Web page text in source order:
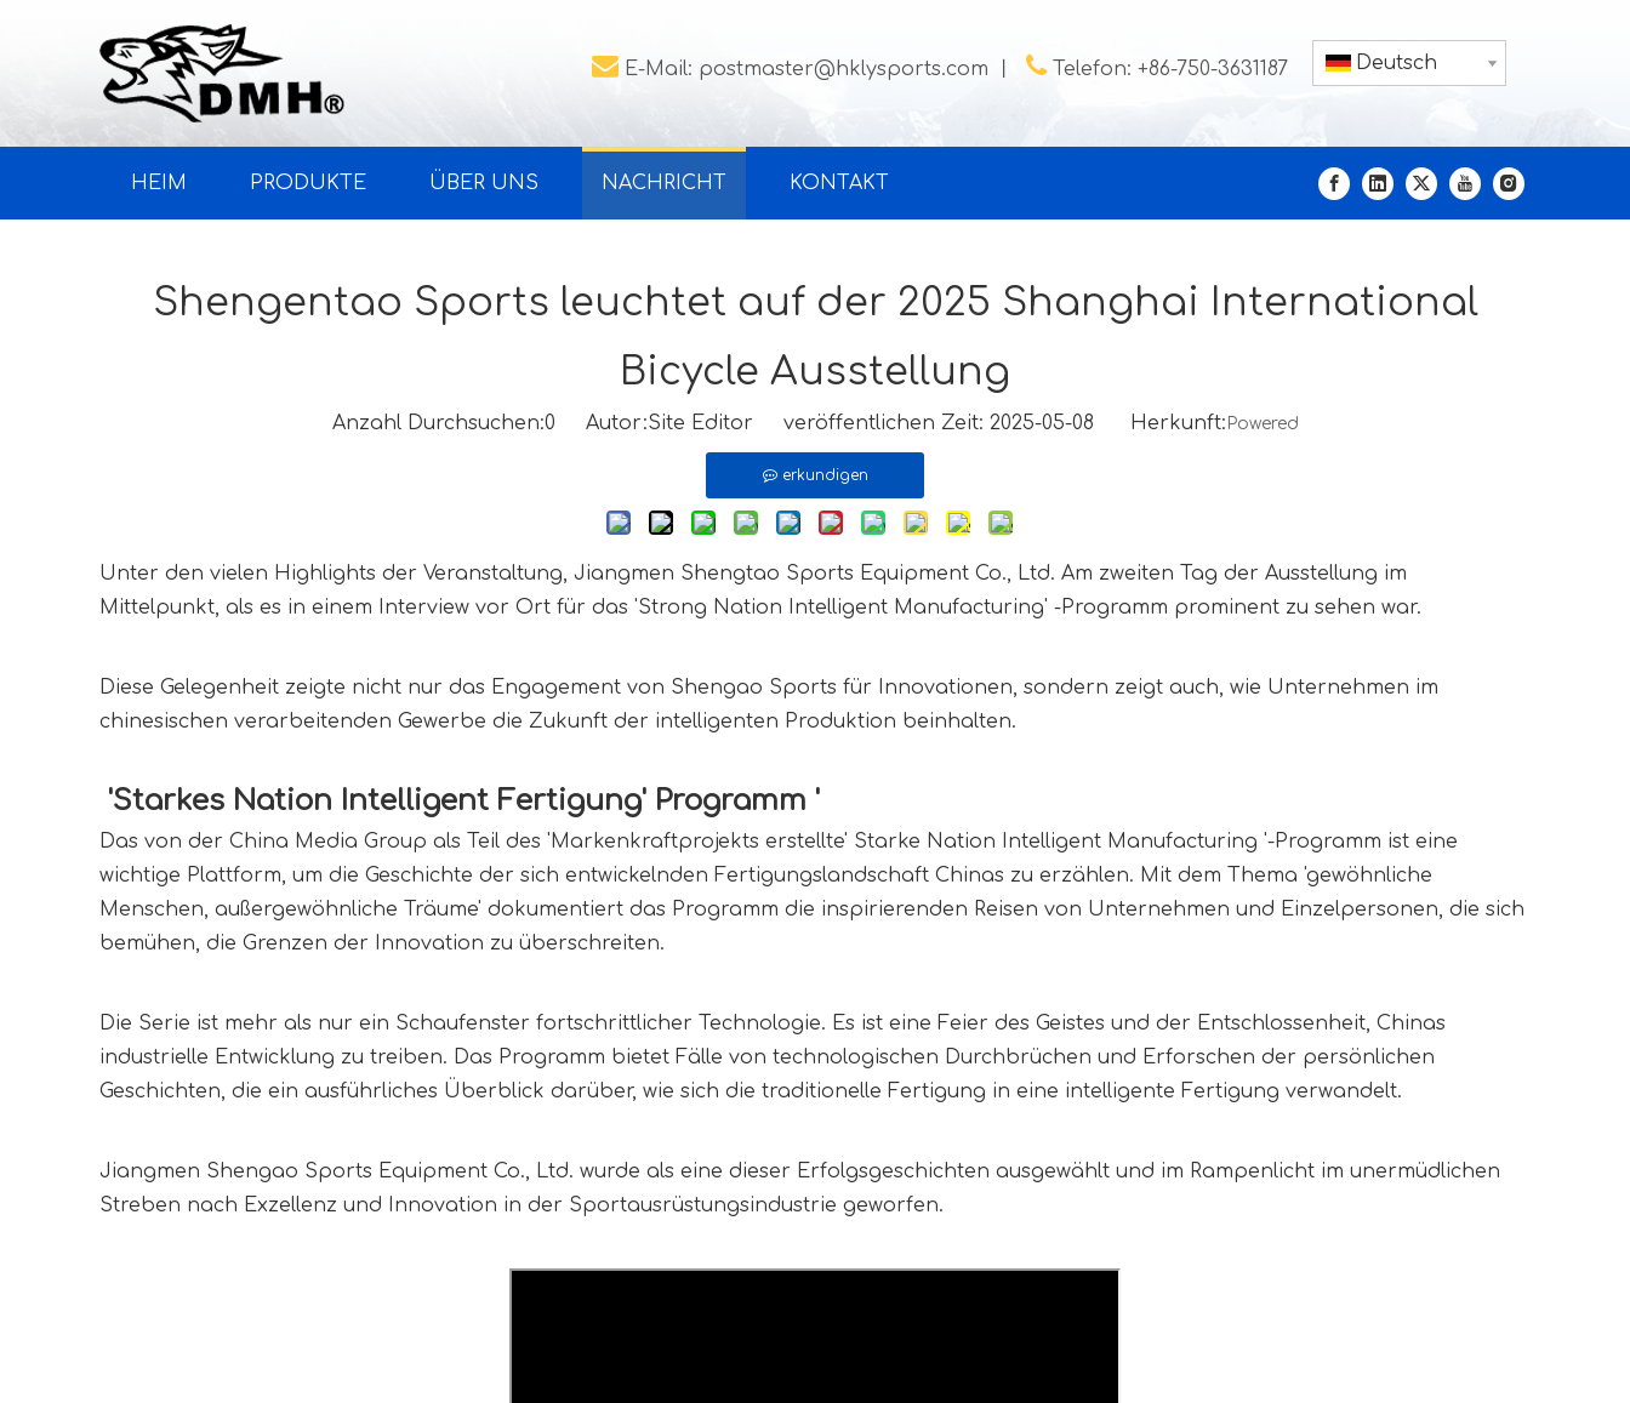
 E-Mail: postmaster@hklysports.com  Telefon: +86-750-3631187 Deutsch
HEIM PRODUKTE ÜBER UNS NACHRICHT KONTAKT
Shengentao Sports leuchtet auf der 2025 Shanghai International
Bicycle Ausstellung
Anzahl Durchsuchen:0 Autor:Site Editor veröffentlichen Zeit: 2025-05-08 Herkunft: Powered
erkundigen
Unter den vielen Highlights der Veranstaltung, Jiangmen Shengtao Sports Equipment Co., Ltd. Am zweiten Tag der Ausstellung im
Mittelpunkt, als es in einem Interview vor Ort für das 'Strong Nation Intelligent Manufacturing' -Programm prominent zu sehen war.
Diese Gelegenheit zeigte nicht nur das Engagement von Shengao Sports für Innovationen, sondern zeigt auch, wie Unternehmen im
chinesischen verarbeitenden Gewerbe die Zukunft der intelligenten Produktion beinhalten.
'Starkes Nation Intelligent Fertigung' Programm '
Das von der China Media Group als Teil des 'Markenkraftprojekts erstellte' Starke Nation Intelligent Manufacturing '-Programm ist eine
wichtige Plattform, um die Geschichte der sich entwickelnden Fertigungslandschaft Chinas zu erzählen. Mit dem Thema 'gewöhnliche
Menschen, außergewöhnliche Träume' dokumentiert das Programm die inspirierenden Reisen von Unternehmen und Einzelpersonen, die sich
bemühen, die Grenzen der Innovation zu überschreiten.
Die Serie ist mehr als nur ein Schaufenster fortschrittlicher Technologie. Es ist eine Feier des Geistes und der Entschlossenheit, Chinas
industrielle Entwicklung zu treiben. Das Programm bietet Fälle von technologischen Durchbrüchen und Erforschen der persönlichen
Geschichten, die ein ausführliches Überblick darüber, wie sich die traditionelle Fertigung in eine intelligente Fertigung verwandelt.
Jiangmen Shengao Sports Equipment Co., Ltd. wurde als eine dieser Erfolgsgeschichten ausgewählt und im Rampenlicht im unermüdlichen
Streben nach Exzellenz und Innovation in der Sportausrüstungsindustrie geworfen.